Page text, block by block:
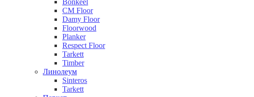
Bonkeel
CM Floor
Damy Floor
Floorwood
Planker
Respect Floor
Tarkett
Timber
Линолеум
Sinteros
Tarkett